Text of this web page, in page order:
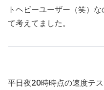
トヘビーユーザー（笑）
て考えてました。
平日夜20時時点の速度テ